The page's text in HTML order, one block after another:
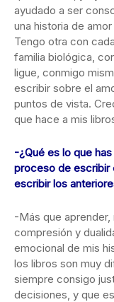
ayudado a ser
una historia de
Tengo otra con
familia biológica,
ligue, conmigo
escribir sobre el
puntos de vista.
que hace a mis
-¿Qué es lo que
proceso de escribir
escribir los
-Más que
compresión y
emocional de mis
los libros son muy
siempre consigo
decisiones, y que